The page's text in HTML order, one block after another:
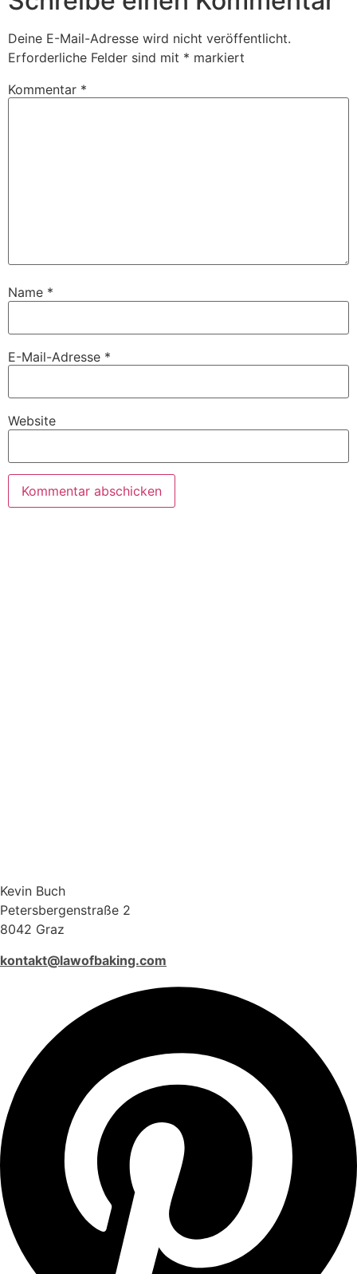
Deine E-Mail-Adresse wird nicht veröffentlicht.
Erforderliche Felder sind mit * markiert
Kommentar *
Name *
E-Mail-Adresse *
Website
Kevin Buch
Petersbergenstraße 2
8042 Graz
kontakt@lawofbaking.com